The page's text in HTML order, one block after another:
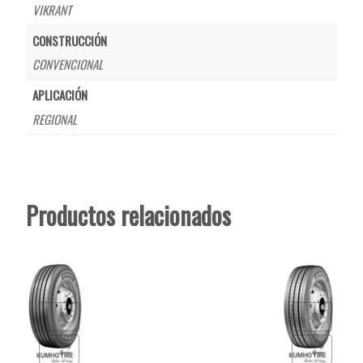
VIKRANT
CONSTRUCCIÓN
CONVENCIONAL
APLICACIÓN
REGIONAL
Productos relacionados
deseos Añadir a la lista de deseos